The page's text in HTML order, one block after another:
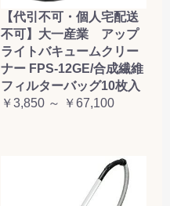
【代引不可・個人宅配送
不可】大一産業 アップ
ライトバキュームクリー
ナー FPS-12GE/合成繊維
フィルターバッグ10枚入
￥3,850 ～ ￥67,100